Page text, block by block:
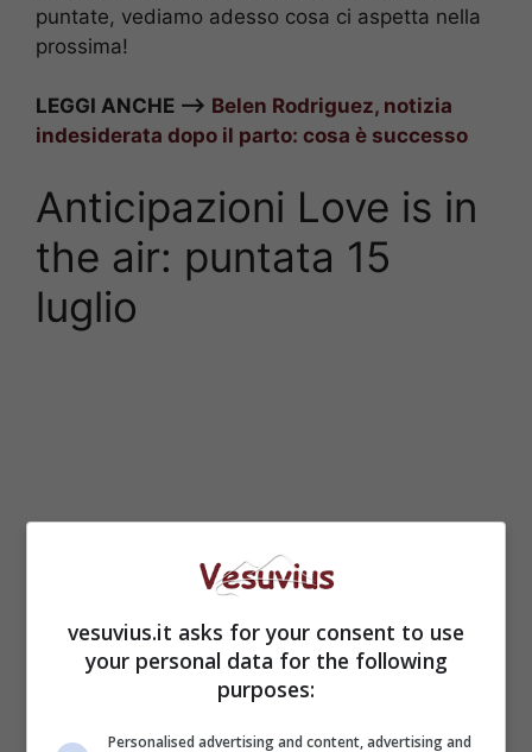
puntate, vediamo adesso cosa ci aspetta nella
prossima!
LEGGI ANCHE –> Belen Rodriguez, notizia
indesiderata dopo il parto: cosa è successo
Anticipazioni Love is in
the air: puntata 15
luglio
vesuvius.it asks for your consent to use
your personal data for the following
purposes:
Personalised advertising and content, advertising and